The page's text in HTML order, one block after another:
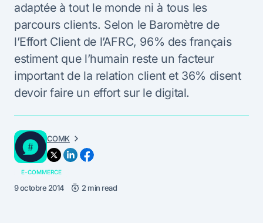
adaptée à tout le monde ni à tous les
parcours clients. Selon le Baromètre de
l’Effort Client de l’AFRC, 96% des français
estiment que l’humain reste un facteur
important de la relation client et 36% disent
devoir faire un effort sur le digital.
COMK
E-COMMERCE
9 octobre 2014 2 min read